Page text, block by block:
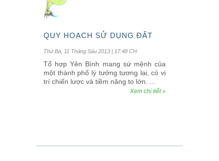
QUY HOẠCH SỬ DỤNG ĐẤT
Thứ Ba, 11 Tháng Sáu 2013 | 17:48 CH
Tổ hợp Yên Bình mang sứ mệnh của
một thành phố lý tưởng tương lai, có vị
trí chiến lược và tiềm năng to lớn. ...
Xem chi tiết »